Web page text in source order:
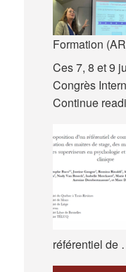
Formation
Ces 7, 8 et 9
Congrès
Continue
référentiel de